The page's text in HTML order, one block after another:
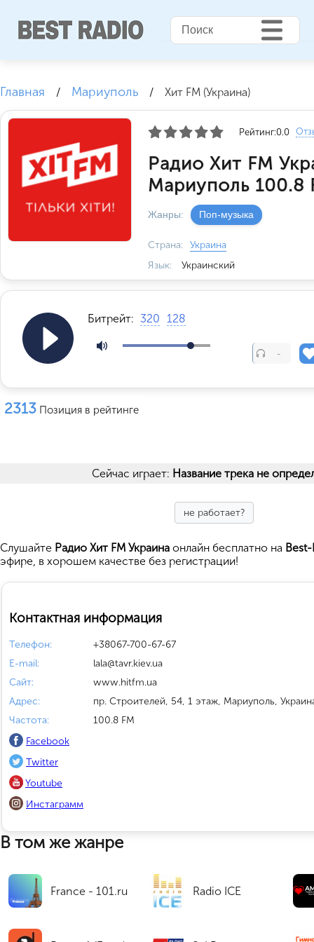
Главная / Мариуполь / Хит FM (Украина)
Рейтинг:0.0
Радио Хит FM
Мариуполь 100.8
Жанры: Поп-музыка
Страна:
Украина
Язык:
Украинский
Битрейт: 320 128
-
2313 Позиция в рейтинге
Сейчас играет: Название трека не
не работает?
Cлушайте Радио Хит FM Украина онлайн бесплатно на Best-
эфире, в хорошем качестве без регистрации!
Контактная информация
Телефон:
+38067-700-67-67
E-mail:
lala@tavr.kiev.ua
Сайт:
www.hitfm.ua
Адрес:
пр. Строителей, 54, 1 этаж, Мариуполь,
Частота:
100.8 FM
Facebook
Twitter
Youtube
Инстаграмм
В том же жанре
France - 101.ru Radio ICE